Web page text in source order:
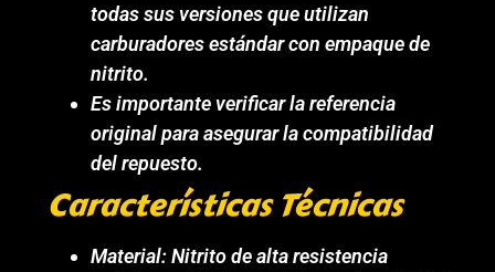
todas sus versiones que utilizan
carburadores estándar con empaque de
nitrito.
Es importante verificar la referencia
original para asegurar la compatibilidad
del repuesto.
Características Técnicas
Material: Nitrito de alta resistencia